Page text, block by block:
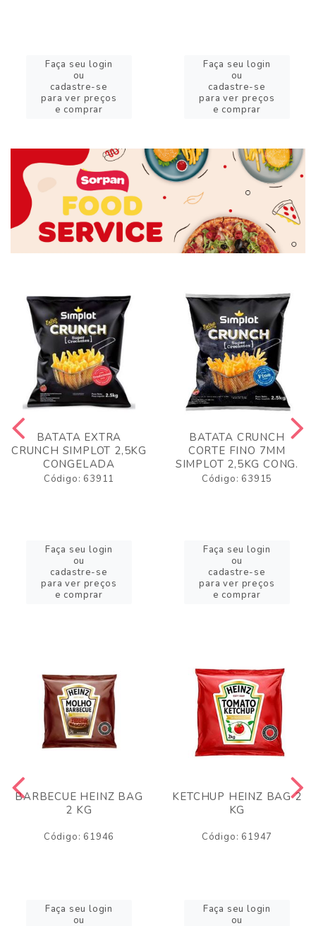
Faça seu login
ou
cadastre-se
para ver preços
e comprar
Faça seu login
ou
cadastre-se
para ver preços
e comprar
BATATA EXTRA
CRUNCH SIMPLOT 2,5KG
CONGELADA
Código: 63911
Faça seu login
ou
cadastre-se
para ver preços
e comprar
BATATA CRUNCH
CORTE FINO 7MM
SIMPLOT 2,5KG CONG.
Código: 63915
Faça seu login
ou
cadastre-se
para ver preços
e comprar
BARBECUE HEINZ BAG
2 KG
Código: 61946
Faça seu login
ou
KETCHUP HEINZ BAG 2
KG
Código: 61947
Faça seu login
ou